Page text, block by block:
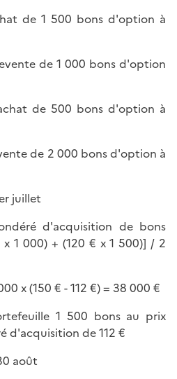
de 1 500 bons d'option à
de 1 000 bons d'option
de 500 bons d'option à
de 2 000 bons d'option à
juillet
d'acquisition de bons
x 1 000) + (120 € x 1 500)] / 2
x (150 € - 112 €) = 38 000 €
1 500 bons au prix
d'acquisition de 112 €
août